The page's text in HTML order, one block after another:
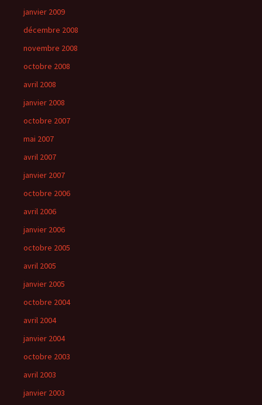
janvier 2009
décembre 2008
novembre 2008
octobre 2008
avril 2008
janvier 2008
octobre 2007
mai 2007
avril 2007
janvier 2007
octobre 2006
avril 2006
janvier 2006
octobre 2005
avril 2005
janvier 2005
octobre 2004
avril 2004
janvier 2004
octobre 2003
avril 2003
janvier 2003